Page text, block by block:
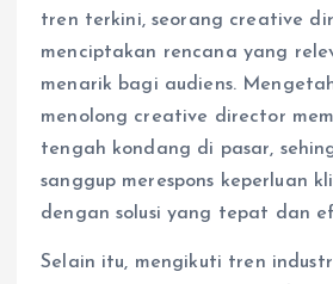
tren terkini, seorang creative
menciptakan rencana yang
menarik bagi audiens.
menolong creative director
tengah kondang di pasar,
sanggup merespons keperluan
dengan solusi yang tepat dan
Selain itu, mengikuti tren